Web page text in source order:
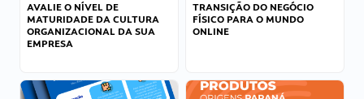
AVALIE O NÍVEL DE
MATURIDADE DA CULTURA
ORGANIZACIONAL DA SUA
EMPRESA
TRANSIÇÃO DO NEGÓCIO
FÍSICO PARA O MUNDO
ONLINE